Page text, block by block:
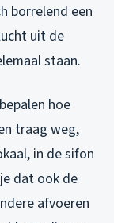
borrelend een
uit de
staan.
hoe
traag weg,
in de sifon
dat ook de
afvoeren